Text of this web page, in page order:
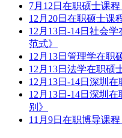
7月12日在职硕士课
12月20日在职硕士课
12月13日-14日社会
范式》
12月13日管理学在职
12月13日法学在职硕
12月13日-14日深圳
12月13日-14日深圳
别》
11月9日在职博导课